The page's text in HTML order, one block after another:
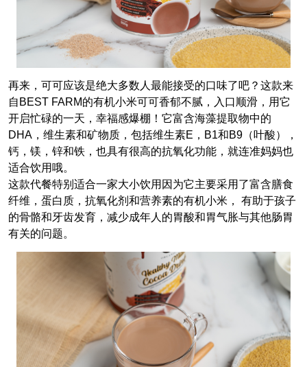
再来，可可应该是绝大多数人最能接受的口味了吧？这款来
自BEST FARM的有机小米可可香郁不腻，入口顺滑，用它
开启忙碌的一天，幸福感爆棚！它富含海藻提取物中的
DHA，维生素和矿物质，包括维生素E，B1和B9（叶酸），
钙，镁，锌和铁，也具有很高的抗氧化功能，就连准妈妈也
适合饮用哦。
这款代餐特别适合一家大小饮用因为它主要采用了富含膳食
纤维，蛋白质，抗氧化剂和营养素的有机小米， 有助于孩子
的骨骼和牙齿发育，减少成年人的胃酸和胃气胀与其他肠胃
有关的问题。